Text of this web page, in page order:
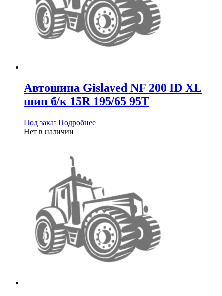
Автошина Gislaved NF 200 ID XL
шип б/к 15R 195/65 95T
Под заказ Подробнее
Нет в наличии